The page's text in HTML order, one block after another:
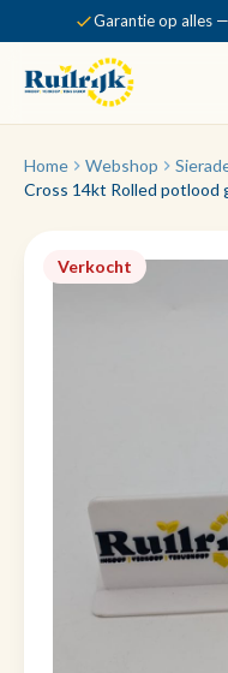
Garantie op alles
Home Webshop
Cross 14kt Rolled
Verkocht